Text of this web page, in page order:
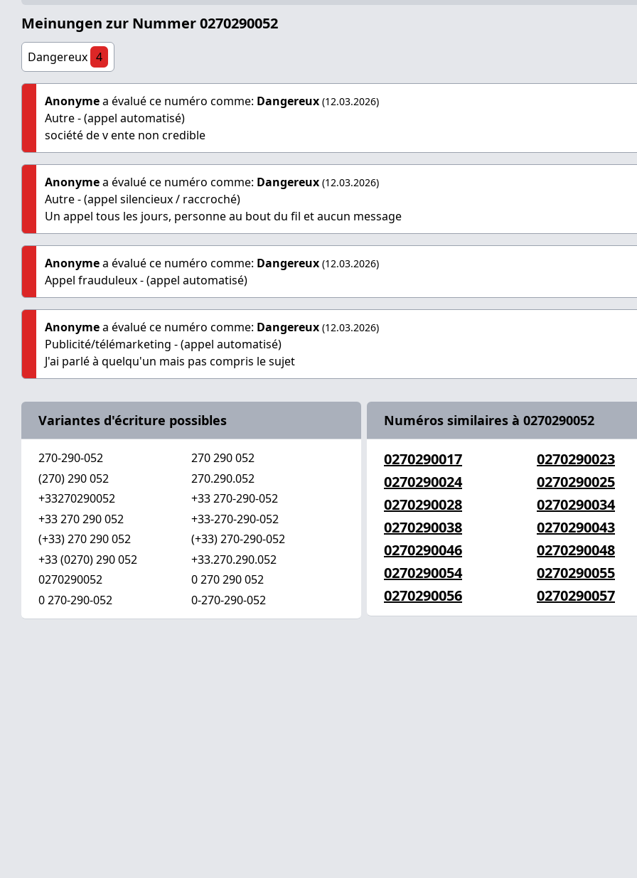
Meinungen zur Nummer 0270290052
Dangereux 4
Anonymea évalué ce numéro comme: Dangereux (12.03.2026)
Autre - (appel automatisé)
société de v ente non credible
Anonymea évalué ce numéro comme: Dangereux (12.03.2026)
Autre - (appel silencieux / raccroché)
Un appel tous les jours, personne au bout du fil et aucun message
Anonymea évalué ce numéro comme: Dangereux (12.03.2026)
Appel frauduleux - (appel automatisé)
Anonymea évalué ce numéro comme: Dangereux (12.03.2026)
Publicité/télémarketing - (appel automatisé)
J'ai parlé à quelqu'un mais pas compris le sujet
Variantes d'écriture possibles
270-290-052
270 290 052
(270) 290 052
270.290.052
+33270290052
+33 270-290-052
+33 270 290 052
+33-270-290-052
(+33) 270 290 052
(+33) 270-290-052
+33 (0270) 290 052
+33.270.290.052
0270290052
0 270 290 052
0 270-290-052
0-270-290-052
Numéros similaires à 0270290052
0270290017
0270290023
0270290024
0270290025
0270290028
0270290034
0270290038
0270290043
0270290046
0270290048
0270290054
0270290055
0270290056
0270290057